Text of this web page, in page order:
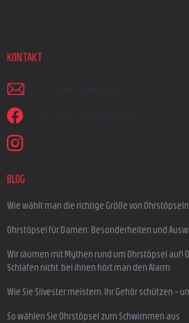
Über uns
KONTAKT
schreiben @ earplugs.at
Wir sind auf Facebook!
earmazing_earplugs
BLOG
Wie wählt man die richtige Größe von
Ohrstöpsel für Damen: Besonderheiten und
Wir räumen mit Mythen rund um Ohrstöpsel auf!
Schlafen nicht, bei ihnen hört man den Alarm
Wie Sie Silvester meistern, Ihr Gehör schützen –
So wählen Sie Ohrstöpsel zum Schwimmen aus